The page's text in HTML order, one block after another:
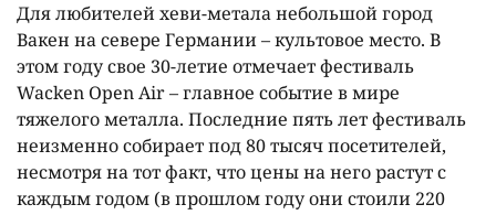
Для любителей хеви-метала небольшой город
Вакен на севере Германии – культовое место. В
этом году свое 30-летие отмечает фестиваль
Wacken Open Air – главное событие в мире
тяжелого металла. Последние пять лет фестиваль
неизменно собирает под 80 тысяч посетителей,
несмотря на тот факт, что цены на него растут с
каждым годом (в прошлом году они стоили 220